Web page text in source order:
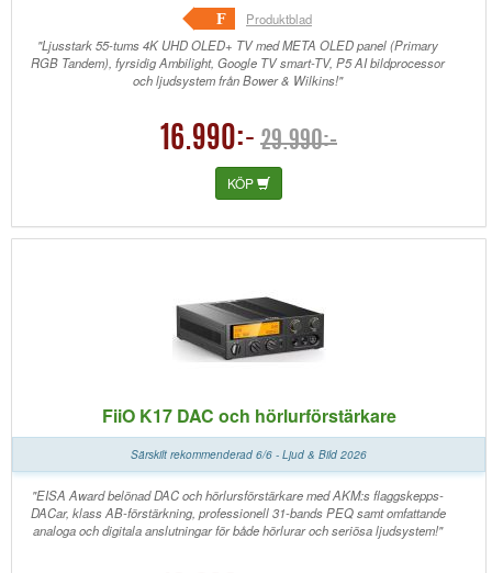
F
Produktblad
"Ljusstark 55-tums 4K UHD OLED+ TV med META OLED panel (Primary
RGB Tandem), fyrsidig Ambilight, Google TV smart-TV, P5 AI bildprocessor
och ljudsystem från Bower & Wilkins!"
16.990:- 29.990:-
KÖP
FiiO K17 DAC och hörlurförstärkare
Särskilt rekommenderad 6/6 - Ljud & Bild 2026
"EISA Award belönad DAC och hörlursförstärkare med AKM:s flaggskepps-
DACar, klass AB-förstärkning, professionell 31-bands PEQ samt omfattande
analoga och digitala anslutningar för både hörlurar och seriösa ljudsystem!"